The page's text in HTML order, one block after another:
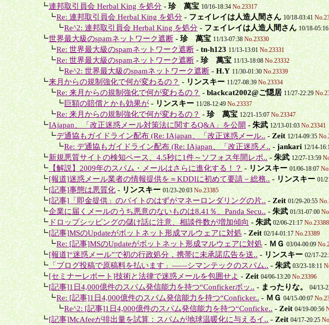
＋┗連邦取引員会 Herbal King を処分-珍 萬宝 10/16-18:34No.23317
＋＋┗Re: 連邦取引員会 Herbal King を処分-フェイレイは人造人間さん 10/18-03:41
＋＋＋┗Re^2: 連邦取引員会 Herbal King を処分-フェイレイは人造人間さん 10/18-
＋┗世界最大級のspamネットワーク遮断-珍 萬宝 11/13-07:38No.23330
＋＋┗Re: 世界最大級のspamネットワーク遮断-tn-h123 11/13-13:01No.23331
＋＋┗Re: 世界最大級のspamネットワーク遮断-珍 萬宝 11/13-18:08No.23332
＋＋＋┗Re^2: 世界最大級のspamネットワーク遮断-H.Y 11/30-01:30No.23339
＋┗来月からの規制強化で何が変わるの？-リンスキー 11/27-08:39No.23334
＋＋┗Re: 来月からの規制強化で何が変わるの？-blackcat2002@ご隠居 11/27-22:29
＋＋＋┗巨額の賠償とかも効果が-リンスキー11/28-12:49No.23337
＋＋┗Re: 来月からの規制強化で何が変わるの？-珍 萬宝 12/21-15:07No.23347
＋┗IAjapan、「改正迷惑メール対策法に関するQ&A」を公開-朱武 12/13-01:03No.23341
＋＋┗デ通協もガイドライン配布 (Re: IAjapan、「改正迷惑メール..-Zeit 12/14-09:35
＋＋＋┗Re: デ通協もガイドライン配布 (Re: IAjapan、「改正迷惑メ..-jankari 12/14-
＋┗新規悪質サイトの検知ペース、4.5秒に1件～ソフォス年間レポ..-朱武 12/27-13:59
＋┗【解説】2009年のスパム・メールはさらに進化する！？-リンスキー 01/06-18:07
＋┗[報道]迷惑メール業者の情報提供を＝KDDIに初めて要請－総務..-リンスキー 01/
＋┗[記事]事態は悪質化-リンスキー 01/23-20:03No.23385
＋┗[記事]「即金提供」のバイトのはずがマネーロンダリングの片..-Zeit 01/29-20:55
＋┗企業に届くメールのうち悪意のないものは8.41％、Panda Secu..-朱武 01/31-07:00
＋┗ドロップシッピングの儲け話に注意、相談件数が増加傾向-朱武 02/06-21:17No.23388
＋┗[記事]MSのUpdateがボットネット形成マルウェアに対処-Zeit 02/14-01:17No.23389
＋＋┗Re: [記事]MSのUpdateがボットネット形成マルウェアに対処-ＭＧ 03/04-00:09
＋┗[報道]“迷惑メール”で初の行政処分，携帯に未承諾広告を送..-リンスキー 02/17-
＋┗「ブログ投稿で原稿料を払います」――シマンテックのスパム..-朱武 03/23-18:11
＋┗[セミナーレポート]技術と法律で迷惑メールを包囲せよ-Zeit 04/06-13:20No.23396
＋┗[記事]1日4,000億件のスパム発信能力を持つ“Confickerボッ..-まったりな。 04/13-
＋＋┗Re: [記事]1日4,000億件のスパム発信能力を持つ“Conficker..-ＭＧ 04/15-00:07
＋＋＋┗Re^2: [記事]1日4,000億件のスパム発信能力を持つ“Conficke..-Zeit 04/19-00:56
＋┗[記事]McAfeeが排出量を試算：スパムが地球温暖化に与えるイ..-Zeit 04/17-20:25